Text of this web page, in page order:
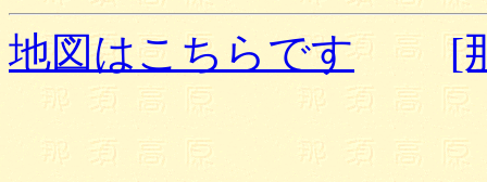
地図はこちらです [